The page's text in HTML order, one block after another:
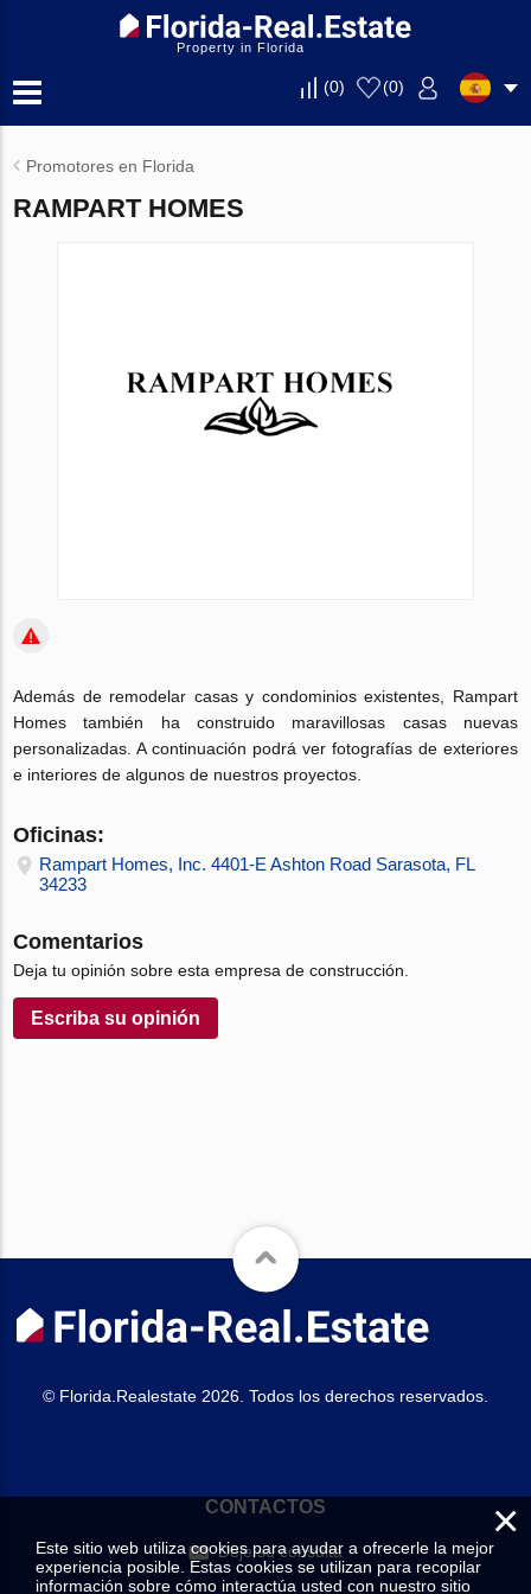
Property in Florida
(0) (0)
Promotores en Florida
RAMPART HOMES
Además de remodelar casas y condominios existentes, Rampart
Homes también ha construido maravillosas casas nuevas
personalizadas. A continuación podrá ver fotografías de exteriores
e interiores de algunos de nuestros proyectos.
Oficinas:
Rampart Homes, Inc. 4401-E Ashton Road Sarasota, FL
34233
Comentarios
Deja tu opinión sobre esta empresa de construcción.
Escriba su opinión
© Florida.Realestate 2026. Todos los derechos reservados.
CONTACTOS
Deje su consulta
×
Este sitio web utiliza cookies para ayudar a ofrecerle la mejor
experiencia posible. Estas cookies se utilizan para recopilar
información sobre cómo interactúa usted con nuestro sitio